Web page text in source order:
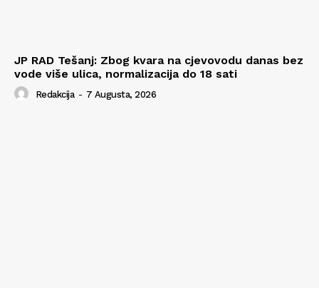
JP RAD Tešanj: Zbog kvara na cjevovodu danas bez
vode više ulica, normalizacija do 18 sati
Redakcija - 7 Augusta, 2026